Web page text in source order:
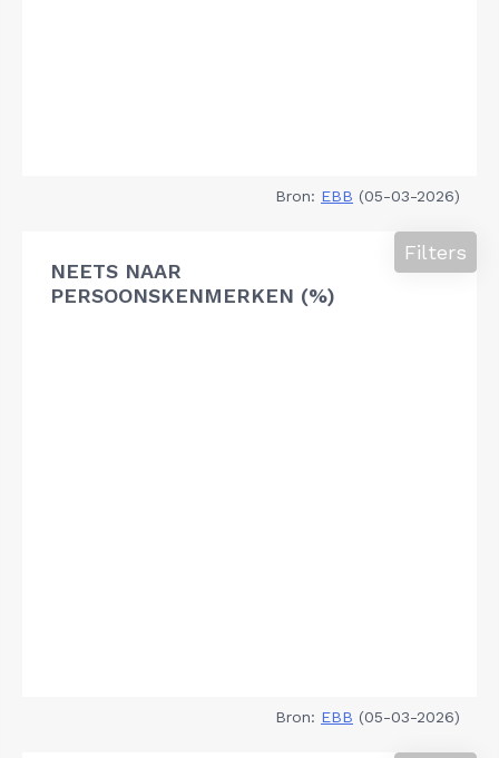
Bron: EBB (05-03-2026)
NEETS NAAR
PERSOONSKENMERKEN (%)
Filters
Bron: EBB (05-03-2026)